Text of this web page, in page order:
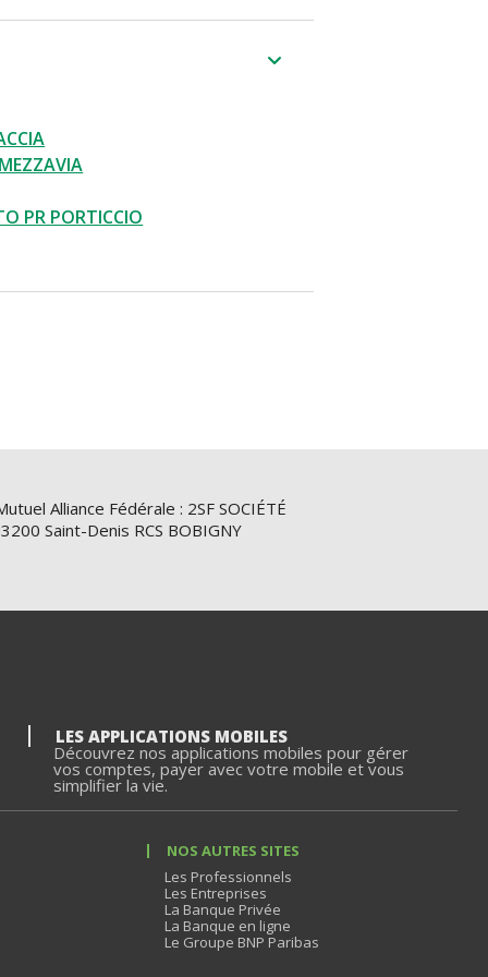
PR PORTICCIO
Alliance Fédérale : 2SF SOCIÉTÉ
Saint-Denis RCS BOBIGNY
LES APPLICATIONS MOBILES
Découvrez nos applications mobiles pour gérer
vos comptes, payer avec votre mobile et vous
simplifier la vie.
NOS AUTRES SITES
Les Professionnels
Les Entreprises
La Banque Privée
La Banque en ligne
Le Groupe BNP Paribas